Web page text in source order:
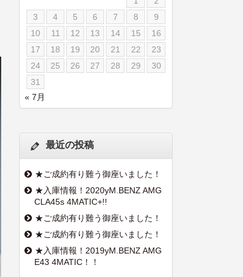
3
4 5 6 7 8
9
10
11 12 13 14 15
16
17
18 19 20 21 22
23
24
25 26 27 28 29
30
31
« 7月
最近の投稿
★ご成約有り難う御座いました！
★入庫情報！2020yM.BENZ AMG
CLA45s 4MATIC+!!
★ご成約有り難う御座いました！
★ご成約有り難う御座いました！
★入庫情報！2019yM.BENZ AMG
E43 4MATIC！！